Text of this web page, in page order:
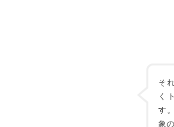
そ
く
す
象